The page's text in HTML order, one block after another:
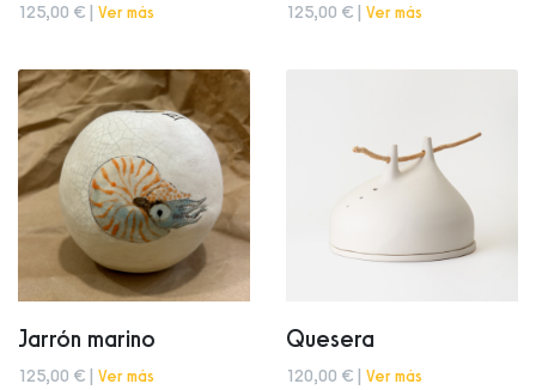
125,00 € | Ver más 125,00 € | Ver más
Jarrón marino
125,00 € | Ver más
Quesera
120,00 € | Ver más